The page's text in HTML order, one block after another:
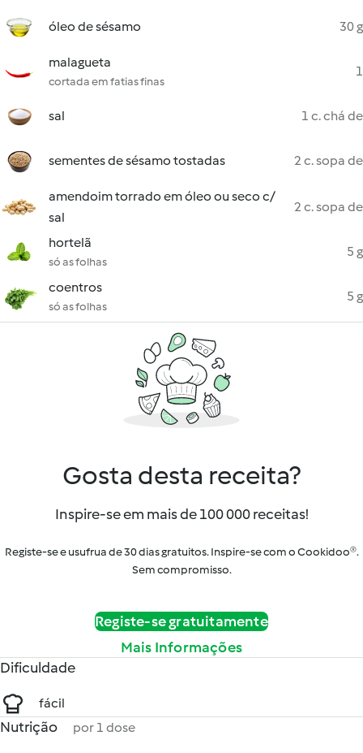
óleo de sésamo 30 g
malagueta
cortada em fatias finas
1
sal 1 c. chá de
sementes de sésamo tostadas 2 c. sopa de
amendoim torrado em óleo ou seco c/
sal
2 c. sopa de
hortelã
só as folhas
5 g
coentros
só as folhas
5 g
Gosta desta receita?
Inspire-se em mais de 100 000 receitas!
Registe-se e usufrua de 30 dias gratuitos. Inspire-se com o Cookidoo®.
Sem compromisso.
Registe-se gratuitamente
Mais Informações
Dificuldade
fácil
Nutrição por 1 dose